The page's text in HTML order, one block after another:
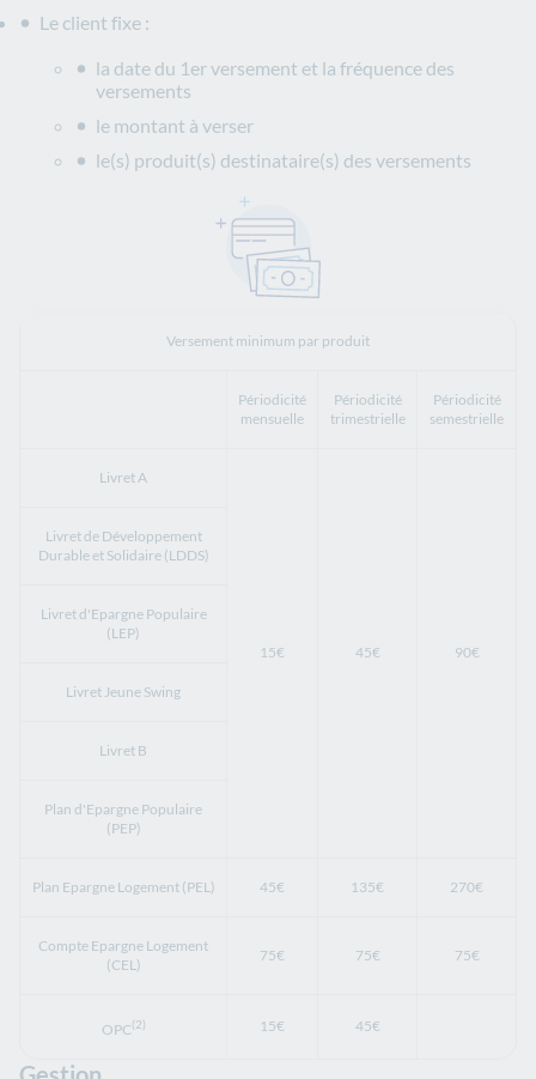
Le client fixe :
la date du 1er versement et la fréquence des
versements
le montant à verser
le(s) produit(s) destinataire(s) des versements
Versement minimum par produit
Périodicité
mensuelle
Périodicité
trimestrielle
Périodicité
semestrielle
Livret A
15€ 45€ 90€
Livret de Développement
Durable et Solidaire (LDDS)
Livret d'Epargne Populaire
(LEP)
Livret Jeune Swing
Livret B
Plan d'Epargne Populaire
(PEP)
Plan Epargne Logement (PEL) 45€ 135€ 270€
Compte Epargne Logement
(CEL)
75€ 75€ 75€
OPC(2) 15€ 45€